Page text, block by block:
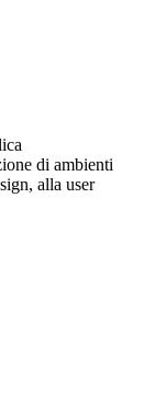
di ambienti
alla user